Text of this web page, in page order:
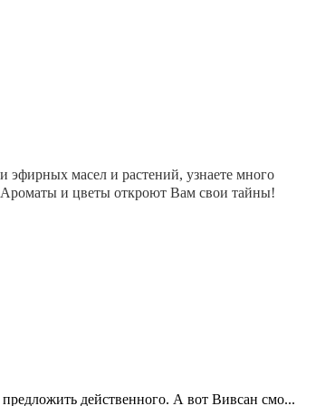
эфирных масел и растений, узнаете много
Ароматы и цветы откроют Вам свои тайны!
действенного. А вот Вивсан смо...